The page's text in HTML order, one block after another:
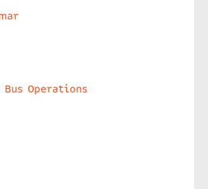
Operations